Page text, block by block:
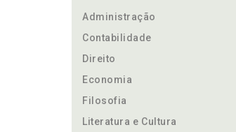
Administração
Contabilidade
Direito
Economia
Filosofia
Literatura e Cultura